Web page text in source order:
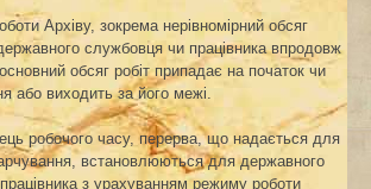
Архіву, зокрема нерівномірний обсяг
службовця чи працівника впродовж
обсяг робіт припадає на початок чи
або виходить за його межі.
робочого часу, перерва, що надається для
встановлюються для державного
з урахуванням режиму роботи